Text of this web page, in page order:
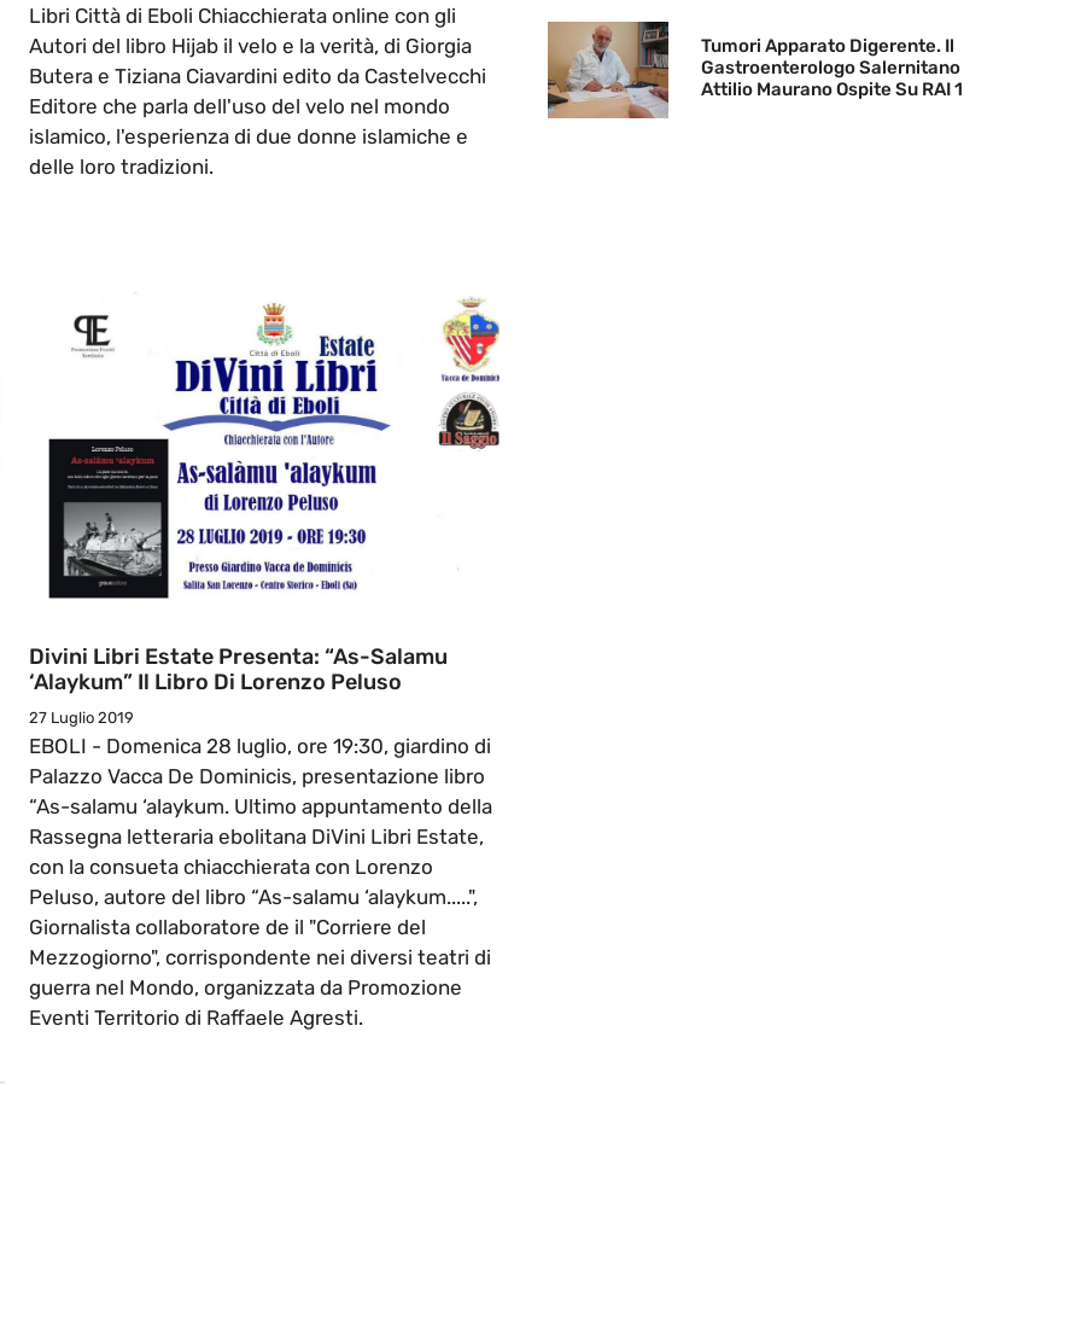
Libri Città di Eboli Chiacchierata online con gli
Autori del libro Hijab il velo e la verità, di Giorgia
Butera e Tiziana Ciavardini edito da Castelvecchi
Editore che parla dell'uso del velo nel mondo
islamico, l'esperienza di due donne islamiche e
delle loro tradizioni.
Divini Libri Estate Presenta: “As-Salamu
‘alaykum” Il Libro Di Lorenzo Peluso
27 Luglio 2019
EBOLI - Domenica 28 luglio, ore 19:30, giardino di
Palazzo Vacca De Dominicis, presentazione libro
“As-salamu ‘alaykum. Ultimo appuntamento della
Rassegna letteraria ebolitana DiVini Libri Estate,
con la consueta chiacchierata con Lorenzo
Peluso, autore del libro “As-salamu ‘alaykum.....",
Giornalista collaboratore de il "Corriere del
Mezzogiorno", corrispondente nei diversi teatri di
guerra nel Mondo, organizzata da Promozione
Eventi Territorio di Raffaele Agresti.
Tumori Apparato Digerente. Il
Gastroenterologo Salernitano
Attilio Maurano Ospite Su RAI 1